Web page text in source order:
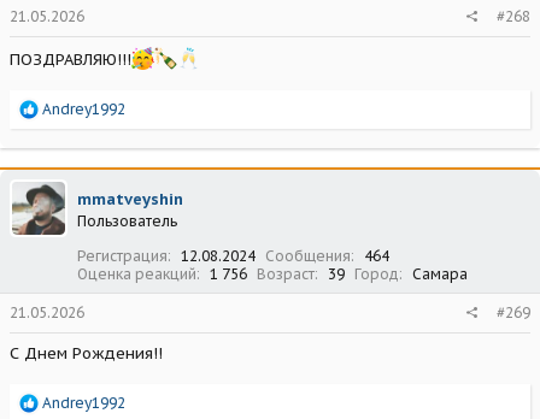
21.05.2026 #268
ПОЗДРАВЛЯЮ!!!
Р
а
к
ц
и
и
Andrey1992
mmatveyshin
Пользователь
Регистрация
12.08.2024 Сообщения
464
Оценка реакций
1 756 Возраст 39 Город Самара
21.05.2026 #269
С Днем Рождения!!
Р
Andrey1992